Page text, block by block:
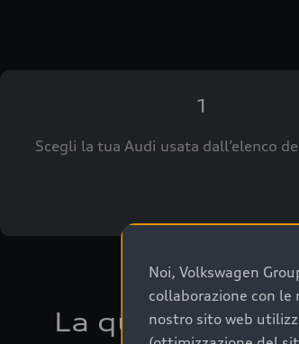
1
Scegli la tua Audi usata dall’elenco
La qualità di
Noi, Volkswagen
collaborazione con
nostro sito web